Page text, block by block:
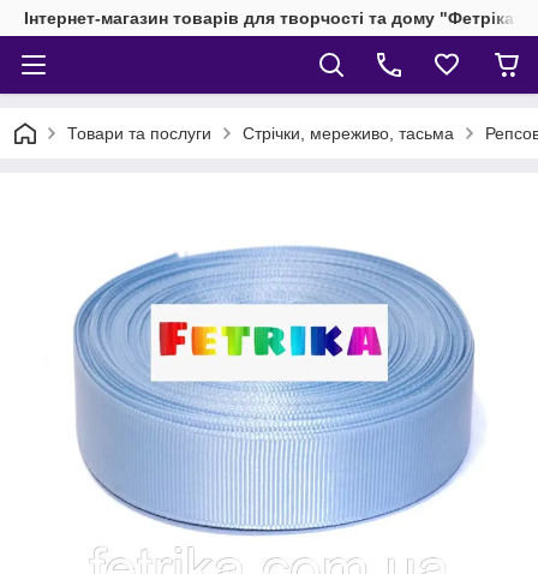
Інтернет-магазин товарів для творчості та дому "Фетріка"
Товари та послуги Стрічки, мереживо, тасьма